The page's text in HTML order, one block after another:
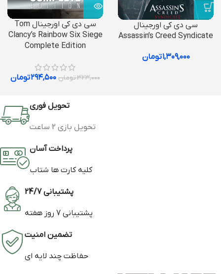
سی دی کی اورجینال
Assassin’s Creed Syndicate
۱,۳۰۹,۰۰۰تومان
سی دی کی اورجینال Tom
Clancy’s Rainbow Six Siege
Complete Edition
۳۲۳,۰۰۰تومان ۲۹۴,۵۰۰تومان
تحویل فوری
تحویل بازی 2 ساعت
پرداخت آسان
کلیه کارت ها شتاب
پشتیبانی 24/7
پشتیبانی 7 روز هفته
تضمین امنیت
حفاظت چند لایه ای